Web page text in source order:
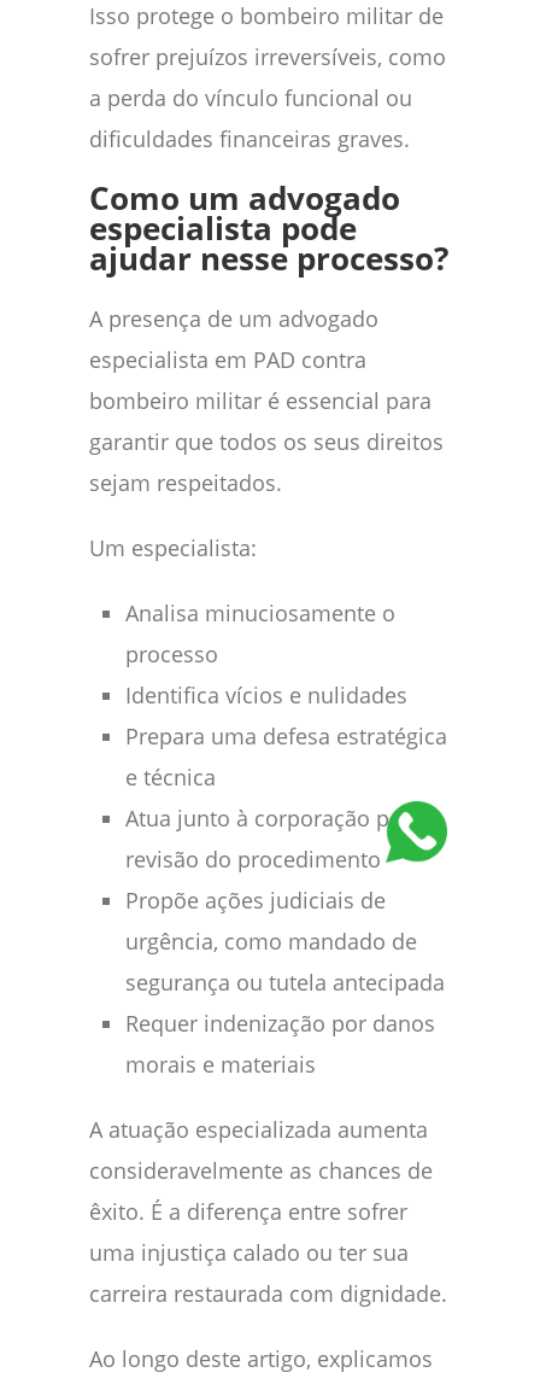
Isso protege o bombeiro militar de
sofrer prejuízos irreversíveis, como
a perda do vínculo funcional ou
dificuldades financeiras graves.
Como um advogado
especialista pode
ajudar nesse processo?
A presença de um advogado
especialista em PAD contra
bombeiro militar é essencial para
garantir que todos os seus direitos
sejam respeitados.
Um especialista:
Analisa minuciosamente o
processo
Identifica vícios e nulidades
Prepara uma defesa estratégica
e técnica
Atua junto à corporação para
revisão do procedimento
Propõe ações judiciais de
urgência, como mandado de
segurança ou tutela antecipada
Requer indenização por danos
morais e materiais
A atuação especializada aumenta
consideravelmente as chances de
êxito. É a diferença entre sofrer
uma injustiça calado ou ter sua
carreira restaurada com dignidade.
Ao longo deste artigo, explicamos